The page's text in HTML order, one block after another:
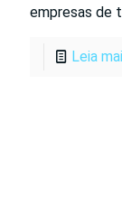
empresas de
Leia